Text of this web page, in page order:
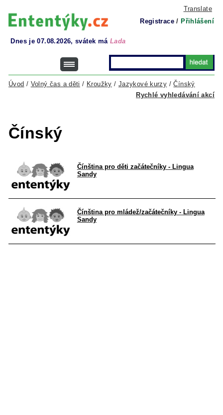
Translate
Registrace / Přihlášení
Dnes je 07.08.2026, svátek má Lada
Rychlé vyhledávání akcí
Úvod / Volný čas a děti / Kroužky / Jazykové kurzy /Čínský
Čínský
Čínština pro děti začátečníky - Lingua
Sandy
Čínština pro mládež/začátečníky - Lingua
Sandy